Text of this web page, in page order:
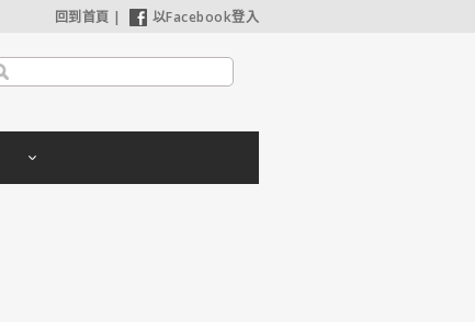
回到首頁 | 以Facebook登入